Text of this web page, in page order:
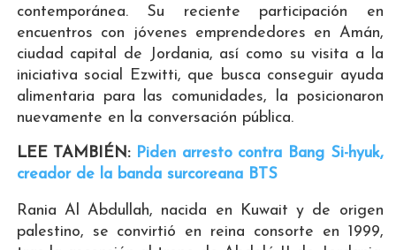
contemporánea. Su reciente participación en
encuentros con jóvenes emprendedores en Amán,
ciudad capital de Jordania, así como su visita a la
iniciativa social Ezwitti, que busca conseguir ayuda
alimentaria para las comunidades, la posicionaron
nuevamente en la conversación pública.
LEE TAMBIÉN: Piden arresto contra Bang Si-hyuk,
creador de la banda surcoreana BTS
Rania Al Abdullah, nacida en Kuwait y de origen
palestino, se convirtió en reina consorte en 1999,